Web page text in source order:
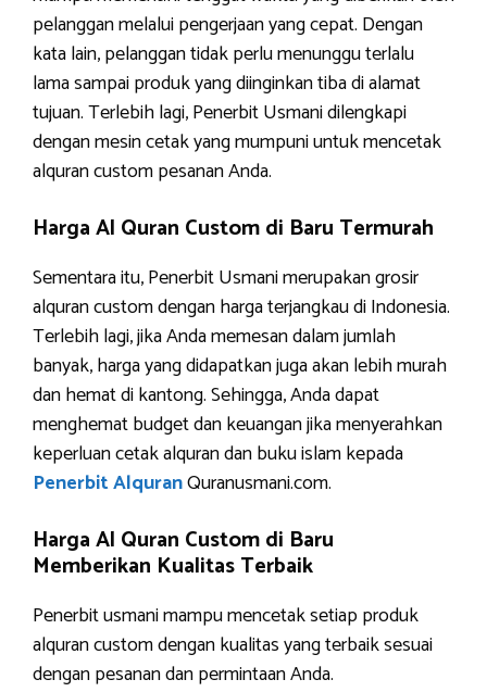
pelanggan melalui pengerjaan yang cepat. Dengan
kata lain, pelanggan tidak perlu menunggu terlalu
lama sampai produk yang diinginkan tiba di alamat
tujuan. Terlebih lagi, Penerbit Usmani dilengkapi
dengan mesin cetak yang mumpuni untuk mencetak
alquran custom pesanan Anda.
Harga Al Quran Custom di Baru Termurah
Sementara itu, Penerbit Usmani merupakan grosir
alquran custom dengan harga terjangkau di Indonesia.
Terlebih lagi, jika Anda memesan dalam jumlah
banyak, harga yang didapatkan juga akan lebih murah
dan hemat di kantong. Sehingga, Anda dapat
menghemat budget dan keuangan jika menyerahkan
keperluan cetak alquran dan buku islam kepada
Penerbit AlquranQuranusmani.com.
Harga Al Quran Custom di Baru
Memberikan Kualitas Terbaik
Penerbit usmani mampu mencetak setiap produk
alquran custom dengan kualitas yang terbaik sesuai
dengan pesanan dan permintaan Anda.